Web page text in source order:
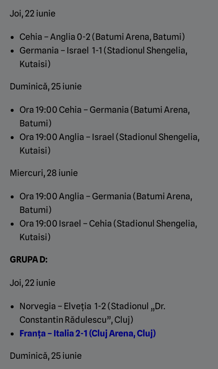
Joi, 22 iunie
Cehia – Anglia 0-2 (Batumi Arena, Batumi)
Germania – Israel 1-1 (Stadionul Shengelia,
Kutaisi)
Duminică, 25 iunie
Ora 19:00 Cehia – Germania (Batumi Arena,
Batumi)
Ora 19:00 Anglia – Israel (Stadionul Shengelia,
Kutaisi)
Miercuri, 28 iunie
Ora 19:00 Anglia – Germania (Batumi Arena,
Batumi)
Ora 19:00 Israel – Cehia (Stadionul Shengelia,
Kutaisi)
GRUPA D:
Joi, 22 iunie
Norvegia – Elveția 1-2 (Stadionul „Dr.
Constantin Rădulescu”, Cluj)
Franța – Italia 2-1 (Cluj Arena, Cluj)
Duminică, 25 iunie